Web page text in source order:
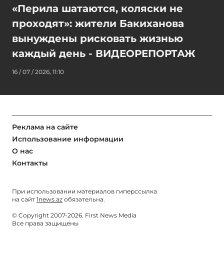
«Перила шатаются, коляски не
проходят»: жители Бакиханова
вынуждены рисковать жизнью
каждый день - ВИДЕОРЕПОРТАЖ
16 / 07 / 2026, 11:10
Реклама на сайте
Использование информации
О нас
Контакты
При использовании материалов гиперссылка
на сайт 1news.az обязательна.
© Copyright 2007-2026. First News Media
Все права защищены